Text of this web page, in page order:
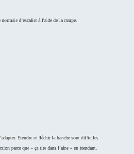
d’escalier à l'aide de la rampe.
Etendre et fléchir la hanche sont difficiles.
parce que « ça tire dans l’aine » en étendant.